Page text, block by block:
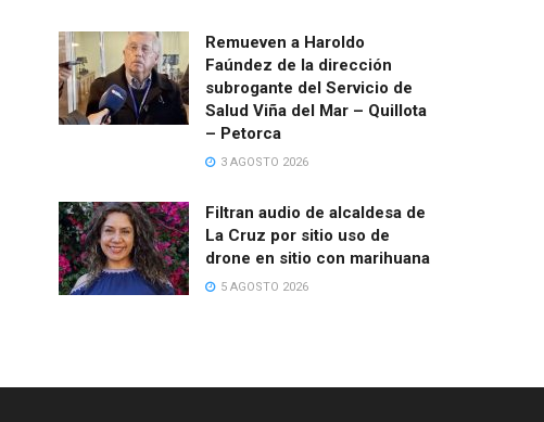
Remueven a Haroldo
Faúndez de la dirección
subrogante del Servicio de
Salud Viña del Mar – Quillota
– Petorca
3 AGOSTO 2026
Filtran audio de alcaldesa de
La Cruz por sitio uso de
drone en sitio con marihuana
5 AGOSTO 2026